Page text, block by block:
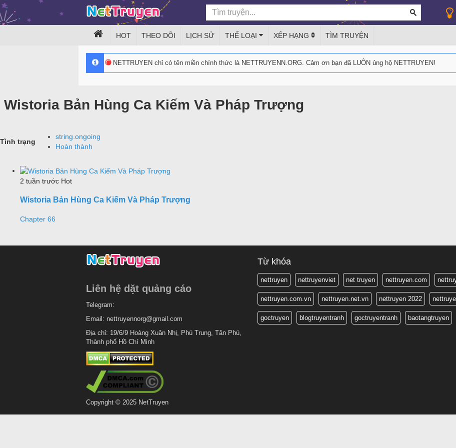
HOT THEO DÕI LỊCH SỬ THỂ LOẠI XẾP HẠNG TÌM TRUYỆN
NETTRUYEN chỉ có tên miền chính thức là NETTRUYENN.ORG. Cảm ơn bạn đã LUÔN ủng hộ NETTRUYEN!
Wistoria Bản Hùng Ca Kiếm Và Pháp Trượng
Tình trạng
string.ongoing
Hoàn thành
2 tuần trước Hot
Wistoria Bản Hùng Ca Kiếm Và Pháp Trượng
Chapter 66
Liên hệ dặt quảng cáo
Telegram:
Email: nettruyennorg@gmail.com
Địa chỉ: 19/6/9 Hoàng Xuân Nhị, Phú Trung, Tân Phú,
Thành phố Hồ Chí Minh
Copyright © 2025 NetTruyen
Từ khóa
nettruyen nettruyenviet net truyen nettruyen.com
nettruyen.com.vn nettruyen.net.vn nettruyen 2022
goctruyen blogtruyentranh goctruyentranh baotangtruyen